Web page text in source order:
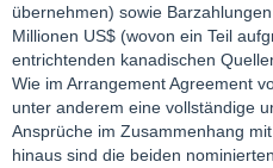
übernehmen) sowie
Millionen US$ (wovon ein Teil
entrichtenden kanadischen
Wie im Arrangement Agreement
unter anderem eine vollständige
Ansprüche im Zusammenhang
hinaus sind die beiden